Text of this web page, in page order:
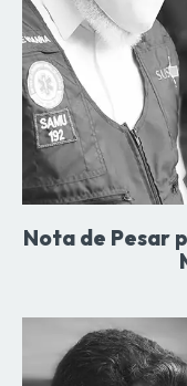
Nota de Pesar